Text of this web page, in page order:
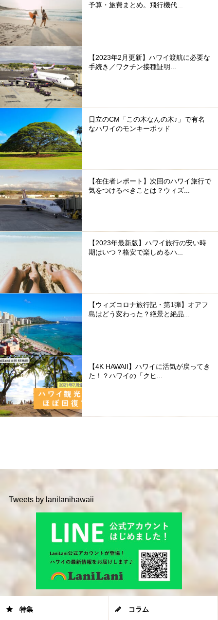
予算・旅費まとめ。飛行機代...
【2023年2月更新】ハワイ渡航に必要な
手続き／ワクチン接種証明...
日立のCM「この木なんの木♪」で有名
なハワイのモンキーポッド
【在住者レポート】次回のハワイ旅行で
気をつけるべきことは？ウィズ...
【2023年最新版】ハワイ旅行の安い時
期はいつ？格安で楽しめるハ...
【ウィズコロナ旅行記・第1弾】オアフ
島はどう変わった？絶景と絶品...
【4K HAWAII】ハワイに活気が戻ってき
た！？ハワイの「クヒ...
Tweets by lanilanihawaii
特集 コラム